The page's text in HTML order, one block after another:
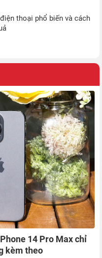
thoại phổ biến và cách
14 Pro Max chỉ
kèm theo